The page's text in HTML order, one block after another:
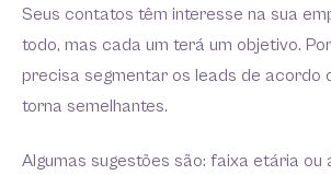
Seus contatos têm interesse na sua
todo, mas cada um terá um objetivo.
precisa segmentar os leads de acordo
torna semelhantes.
Algumas sugestões são: faixa etária ou